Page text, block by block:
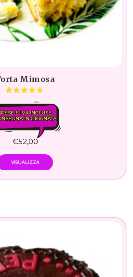
Mimosa
E IVA INCLUSE.
IN GIORNATA
€52,00
VISUALIZZA